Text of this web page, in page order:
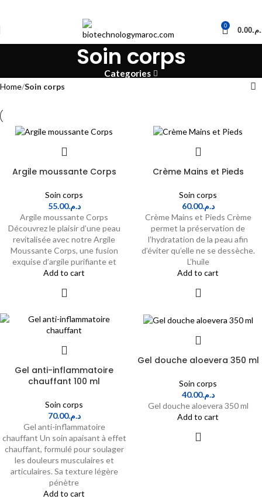
0 0.00
Soin corps
Categories
Home Soin corps
Argile moussante Corps
Soin corps
د.م.55.00
Argile moussante Corps
Découvrez le plaisir d’une peau
revitalisée avec notre Argile
Moussante Corps, une fusion
exquise d’argile purifiante et
Add to cart
Crème Mains et Pieds
Soin corps
د.م.60.00
Crème Mains et Pieds Crème
permet la préservation de
l’hydratation de la peau afin
d’éviter qu’elle ne se dessèche.
L’huile
Add to cart
Gel anti-inflammatoire
chauffant 100 ml
Soin corps
د.م.70.00
Gel anti-inflammatoire
chauffant Un soin apaisant à effet
chauffant, formulé pour soulager
les douleurs musculaires et
articulaires. Sa texture légère
pénètre
Add to cart
Gel douche aloevera 350 ml
Soin corps
د.م.40.00
Gel douche aloevera 350 ml
Add to cart